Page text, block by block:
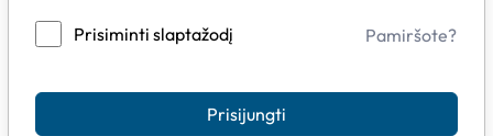
Prisiminti slaptažodį Pamiršote?
Prisijungti